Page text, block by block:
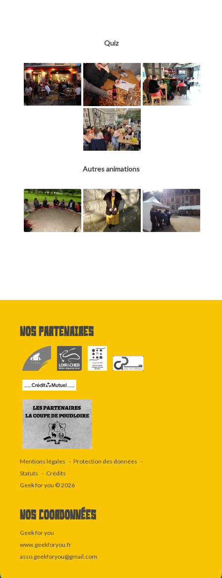
Quiz
Autres animations
Nos partenaires
Mentions légales
Protection des données
Statuts
Crédits
Geek for you © 2026
Nos coordonnées
Geek for you
www.geekforyou.fr
asso.geekforyou@gmail.com